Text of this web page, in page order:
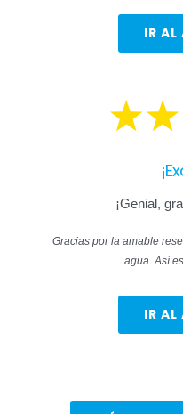
IR AL
¡Genial,
Gracias por la amable
agua. Así
IR AL